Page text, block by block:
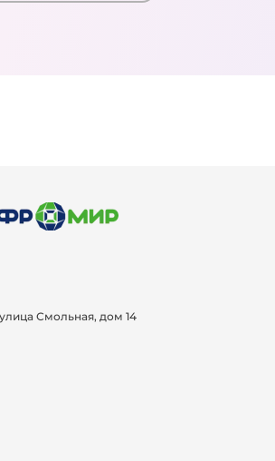
Смольная, дом 14